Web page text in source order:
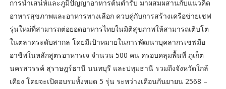
การนำเสน่ห์และภูมิปัญญาอาหารต้นตำรับ มาผสมผสานกับแนวคิด
อาหารสุขภาพและอาหารทางเลือก ควบคู่กับการสร้างเครือข่ายเชฟ
รุ่นใหม่ที่สามารถต่อยอดอาหารไทยในมิติสุขภาพให้สามารถเติบโต
ในตลาดระดับสากล โดยมีเป้าหมายในการพัฒนาบุคลากรเชฟมือ
อาชีพในหลักสูตรอาหารเจ จำนวน 500 คน ครอบคลุมพื้นที่ ภูเก็ต
นครสวรรค์ สุราษฎร์ธานี นนทบุรี และปทุมธานี รวมถึงจังหวัดใกล้
เคียง โดยจะเปิดอบรมทั้งหมด 5 รุ่น ระหว่างเดือนกันยายน 2568 –